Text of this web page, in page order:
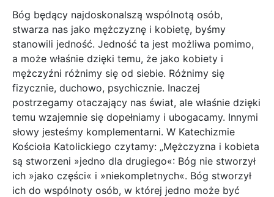
Bóg będący najdoskonalszą wspólnotą osób,
stwarza nas jako mężczyznę i kobietę, byśmy
stanowili jedność. Jedność ta jest możliwa pomimo,
a może właśnie dzięki temu, że jako kobiety i
mężczyźni różnimy się od siebie. Różnimy się
fizycznie, duchowo, psychicznie. Inaczej
postrzegamy otaczający nas świat, ale właśnie dzięki
temu wzajemnie się dopełniamy i ubogacamy. Innymi
słowy jesteśmy komplementarni. W Katechizmie
Kościoła Katolickiego czytamy: „Mężczyzna i kobieta
są stworzeni »jedno dla drugiego«: Bóg nie stworzył
ich »jako części« i »niekompletnych«. Bóg stworzył
ich do wspólnoty osób, w której jedno może być